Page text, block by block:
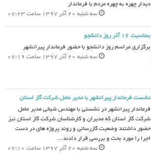
دیدار چهره به چهره مردم با فرماندار
سه شنبه 20 آذر 1397 ساعت 07:23
بمناسبت 16 آذر روز دانشجو
برگزاری مراسم روز دانشجو با حضور فرماندار پیرانشهر
سه شنبه 20 آذر 1397 ساعت 07:19
نشست فرماندار پیرانشهر با مدیر عامل شرکت گاز استان
فرماندار پیرانشهر در نشستی با مهندس شیخی مدیر عامل
شرکت گاز استان که مدیران و کارشناسان شرکت گاز استان نیز
حضور داشتند وضعیت گازرسانی و روند پروژه های در دست
اجرا را مورد بحث و بررسی قرار دادند...
سه شنبه 20 آذر 1397 ساعت 07:10